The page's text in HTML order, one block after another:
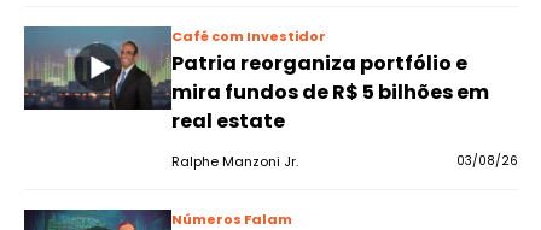
Café com Investidor
Patria reorganiza portfólio e
mira fundos de R$ 5 bilhões em
real estate
Ralphe Manzoni Jr. 03/08/26
Números Falam